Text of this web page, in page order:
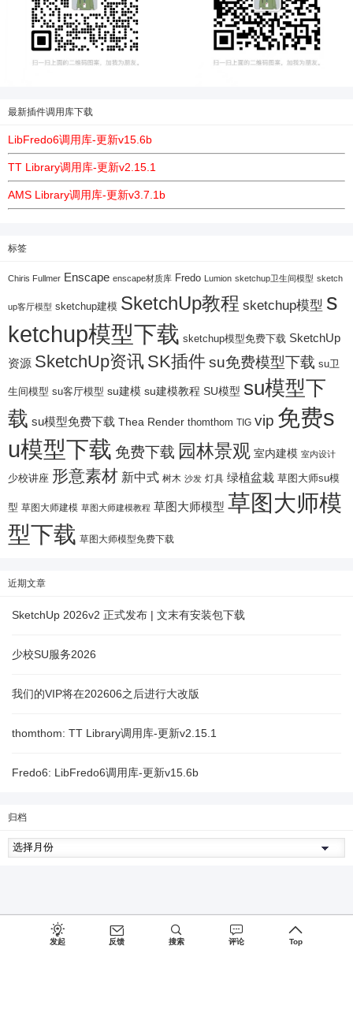
最新插件调用库下载
LibFredo6调用库-更新v15.6b
TT Library调用库-更新v2.15.1
AMS Library调用库-更新v3.7.1b
标签
Chiris Fullmer Enscape enscape材质库 Fredo Lumion sketchup卫生间模型 sketch
up客厅模型 sketchup建模 SketchUp教程 sketchup模型 s
ketchup模型下载 sketchup模型免费下载 SketchUp
资源 SketchUp资讯 SK插件su免费模型下载 su卫
生间模型 su客厅模型 su建模 su建模教程 SU模型 su模型下
载 su模型免费下载 Thea Render thomthom TIG vip 免费s
u模型下载 免费下载 园林景观 室内建模 室内设计
少校讲座 形意素材 新中式 树木 沙发 灯具 绿植盆栽 草图大师su模
型 草图大师建模 草图大师建模教程 草图大师模型 草图大师模
型下载 草图大师模型免费下载
近期文章
SketchUp 2026v2 正式发布 | 文末有安装包下载
少校SU服务2026
我们的VIP将在202606之后进行大改版
thomthom: TT Library调用库-更新v2.15.1
Fredo6: LibFredo6调用库-更新v15.6b
归档
发起 反馈 搜索 评论 Top